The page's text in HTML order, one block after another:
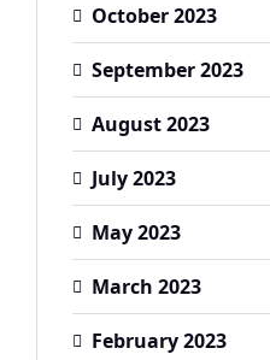
October 2023
September 2023
August 2023
July 2023
May 2023
March 2023
February 2023